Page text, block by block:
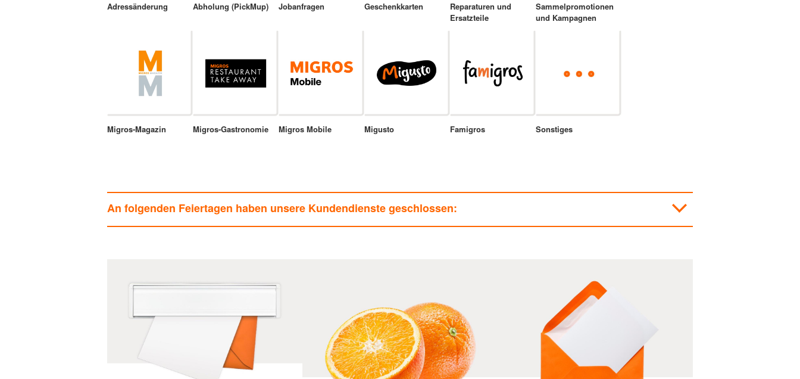
Adressänderung Abholung (PickMup) Jobanfragen Geschenkkarten
Reparaturen und
Ersatzteile
Sammelpromotionen
und Kampagnen
Migros-Magazin Migros-Gastronomie Migros Mobile Migusto Famigros Sonstiges
An folgenden Feiertagen haben unsere Kundendienste geschlossen: